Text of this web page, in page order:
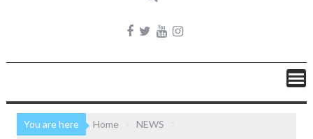
You are here Home
NEWS